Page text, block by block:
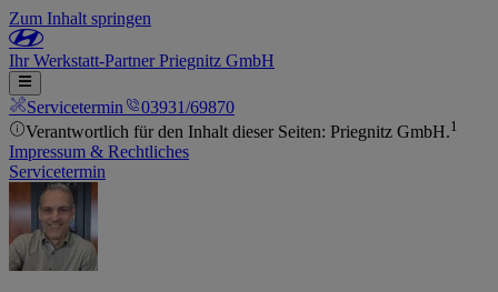
Zum Inhalt springen
IhrWerkstatt-PartnerPriegnitz GmbH
Servicetermin
03931/69870
Verantwortlich für den Inhalt dieser Seiten: Priegnitz GmbH.1
Impressum & Rechtliches
Servicetermin